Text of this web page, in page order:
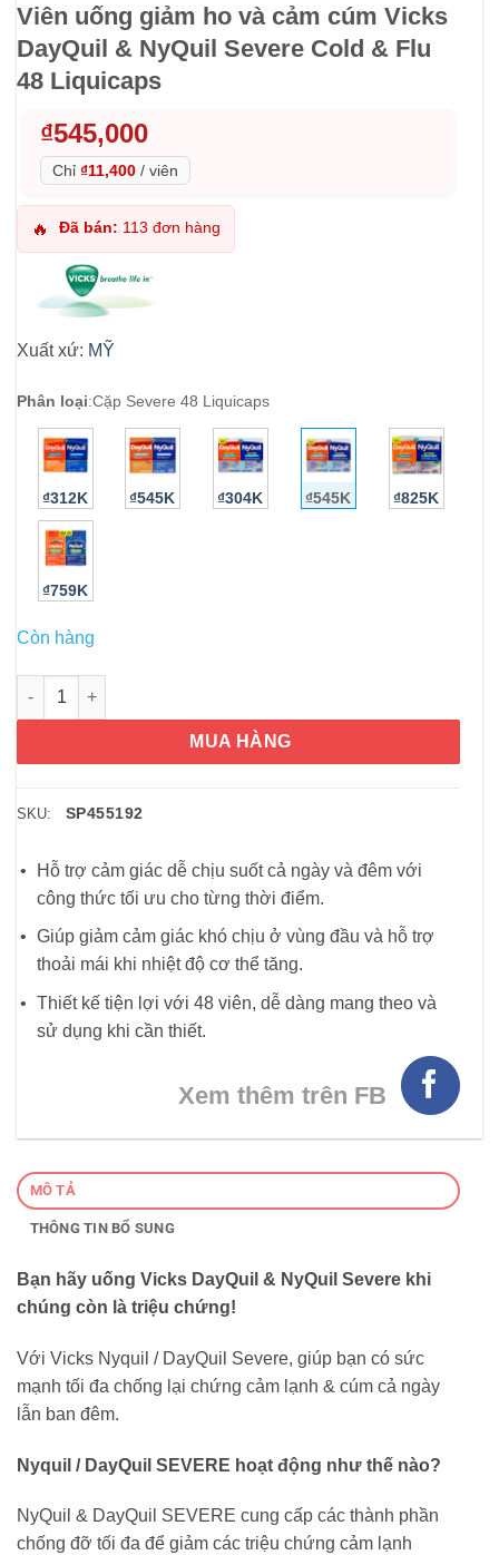
Viên uống giảm ho và cảm cúm Vicks
DayQuil & NyQuil Severe Cold & Flu
48 Liquicaps
₫545,000
Chỉ ₫11,400 / viên
🔥 Đã bán: 113 đơn hàng
Xuất xứ: MỸ
Phân loại:Cặp Severe 48 Liquicaps
₫312K ₫545K ₫304K ₫545K ₫825K
₫759K
Còn hàng
Viên uống giảm ho và cảm cúm Vicks DayQuil & NyQuil
MUA HÀNG
SKU: SP455192
Hỗ trợ cảm giác dễ chịu suốt cả ngày và đêm với
công thức tối ưu cho từng thời điểm.
Giúp giảm cảm giác khó chịu ở vùng đầu và hỗ trợ
thoải mái khi nhiệt độ cơ thể tăng.
Thiết kế tiện lợi với 48 viên, dễ dàng mang theo và
sử dụng khi cần thiết.
Xem thêm trên FB
MÔ TẢ
THÔNG TIN BỔ SUNG
Bạn hãy uống Vicks DayQuil & NyQuil Severe khi
chúng còn là triệu chứng!
Với Vicks Nyquil / DayQuil Severe, giúp bạn có sức
mạnh tối đa chống lại chứng cảm lạnh & cúm cả ngày
lẫn ban đêm.
Nyquil / DayQuil SEVERE hoạt động như thế nào?
NyQuil & DayQuil SEVERE cung cấp các thành phần
chống đỡ tối đa để giảm các triệu chứng cảm lạnh